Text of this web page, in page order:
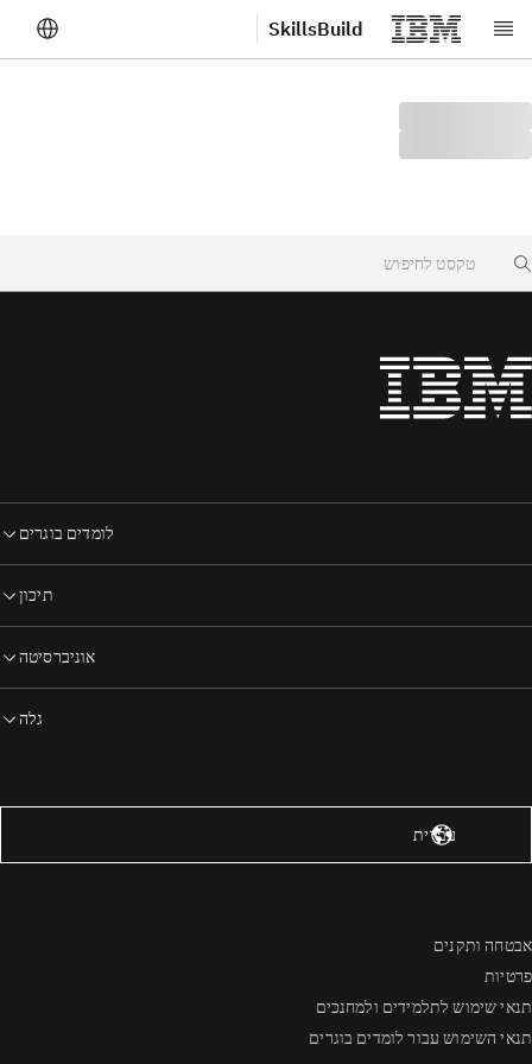
דלג לתוכן הראשי SkillsBuild
Search
לומדים בוגרים
תיכון
אוניברסיטה
גלה
עברית
אבטחה ותקנים
פרטיות
תנאי שימוש לתלמידים ולמחנכים
תנאי השימוש עבור לומדים בוגרים